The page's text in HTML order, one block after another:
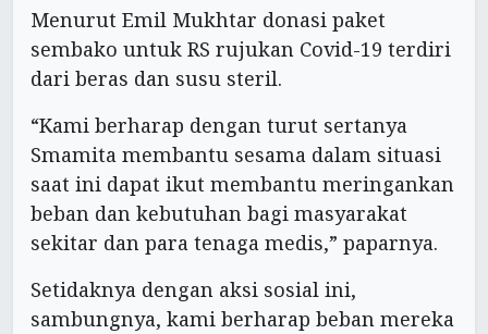
Menurut Emil Mukhtar donasi paket
sembako untuk RS rujukan Covid-19 terdiri
dari beras dan susu steril.
“Kami berharap dengan turut sertanya
Smamita membantu sesama dalam situasi
saat ini dapat ikut membantu meringankan
beban dan kebutuhan bagi masyarakat
sekitar dan para tenaga medis,” paparnya.
Setidaknya dengan aksi sosial ini,
sambungnya, kami berharap beban mereka